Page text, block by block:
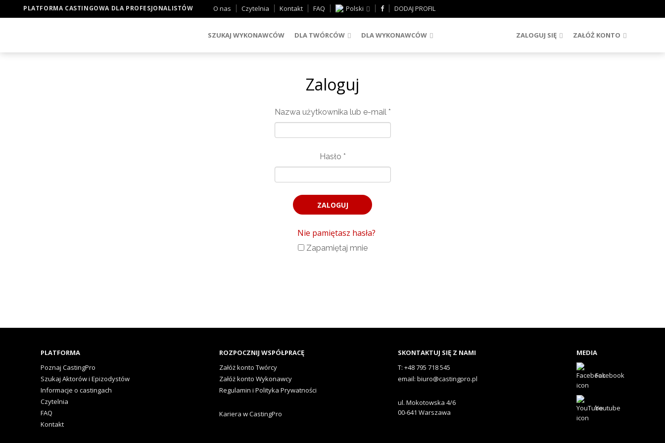
PLATFORMA CASTINGOWA DLA PROFESJONALISTÓW O nas Czytelnia Kontakt FAQ Polski DODAJ PROFIL
SZUKAJ WYKONAWCÓW DLA TWÓRCÓW DLA WYKONAWCÓW ZAŁÓŻ KONTO
ZALOGUJ SIĘ
Zaloguj
Nazwa użytkownika lub e-mail *
Hasło *
Nie pamiętasz hasła?
Zapamiętaj mnie
PLATFORMA
Poznaj CastingPro
Szukaj Aktorów i Epizodystów
Informacje o castingach
Czytelnia
FAQ
Kontakt
ROZPOCZNIJ WSPÓŁPRACĘ
Załóż konto Twórcy
Załóż konto Wykonawcy
Regulamin i Polityka Prywatności
Kariera w CastingPro
SKONTAKTUJ SIĘ Z NAMI
T: +48 795 718 545
email: biuro@castingpro.pl
ul. Mokotowska 4/6
00-641 Warszawa
MEDIA
Facebook
Youtube